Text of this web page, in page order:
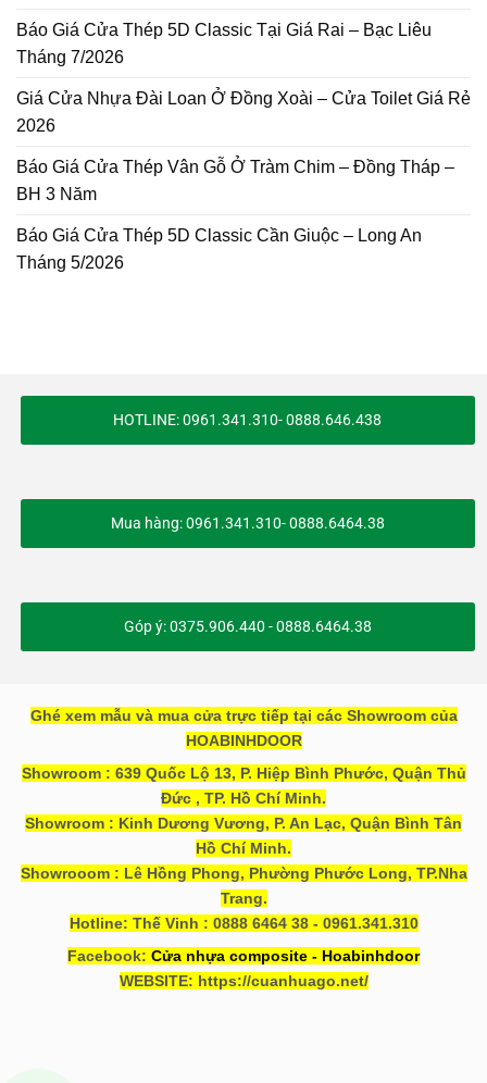
Báo Giá Cửa Thép 5D Classic Tại Giá Rai – Bạc Liêu
Tháng 7/2026
Giá Cửa Nhựa Đài Loan Ở Đồng Xoài – Cửa Toilet Giá Rẻ
2026
Báo Giá Cửa Thép Vân Gỗ Ở Tràm Chim – Đồng Tháp –
BH 3 Năm
Báo Giá Cửa Thép 5D Classic Cần Giuộc – Long An
Tháng 5/2026
HOTLINE: 0961.341.310- 0888.646.438
Mua hàng: 0961.341.310- 0888.6464.38
Góp ý: 0375.906.440 - 0888.6464.38
Ghé xem mẫu và mua cửa trực tiếp tại các Showroom của
HOABINHDOOR
Showroom : 639 Quốc Lộ 13, P. Hiệp Bình Phước, Quận Thủ
Đức , TP. Hồ Chí Minh.
Showroom : Kinh Dương Vương, P. An Lạc, Quận Bình Tân
Hồ Chí Minh.
Showrooom : Lê Hồng Phong, Phường Phước Long, TP.Nha
Trang.
Hotline: Thế Vinh : 0888 6464 38 - 0961.341.310
Facebook: Cửa nhựa composite - Hoabinhdoor
WEBSITE: https://cuanhuago.net/